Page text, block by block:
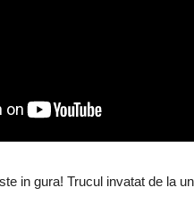
in gura! Trucul invatat de la